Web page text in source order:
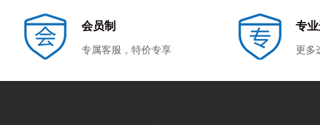
会员制
专属客服，特价专享
专
更多